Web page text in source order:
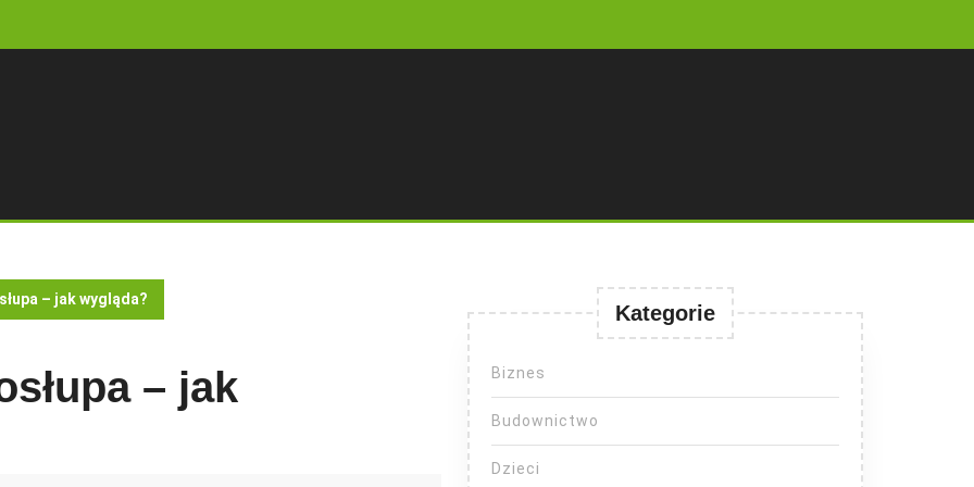
– jak wygląda?
– jak
Kategorie
Biznes
Budownictwo
Dzieci